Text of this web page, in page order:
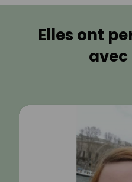
Elles ont
avec